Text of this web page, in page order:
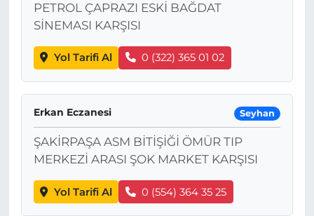
PETROL ÇAPRAZI ESKİ BAĞDAT
SİNEMASI KARŞISI
Yol Tarifi Al 0 (322) 365 01 02
Erkan Eczanesi Seyhan
ŞAKİRPAŞA ASM BİTİŞİĞİ ÖMÜR TIP
MERKEZİ ARASI ŞOK MARKET KARŞISI
Yol Tarifi Al 0 (554) 364 35 25